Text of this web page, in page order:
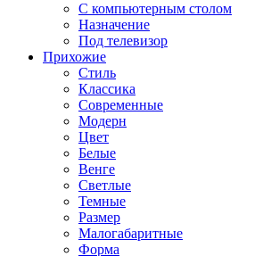
С компьютерным столом
Назначение
Под телевизор
Прихожие
Стиль
Классика
Современные
Модерн
Цвет
Белые
Венге
Светлые
Темные
Размер
Малогабаритные
Форма